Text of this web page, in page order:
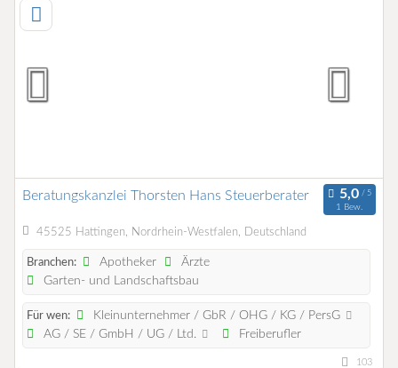
Beratungskanzlei Thorsten Hans Steuerberater
1 Bew.
45525 Hattingen, Nordrhein-Westfalen, Deutschland
Branchen: Apotheker
Ärzte
Garten- und Landschaftsbau
Für wen:
Kleinunternehmer / GbR / OHG / KG / PersG
AG / SE / GmbH / UG / Ltd.
Freiberufler
103